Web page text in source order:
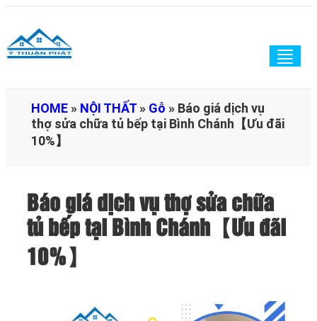
HOME » NỘI THẤT » Gỗ » Báo giá dịch vụ
thợ sửa chữa tủ bếp tại Bình Chánh【Ưu đãi
10%】
Báo giá dịch vụ thợ sửa chữa
tủ bếp tại Bình Chánh【Ưu đãi
10%】